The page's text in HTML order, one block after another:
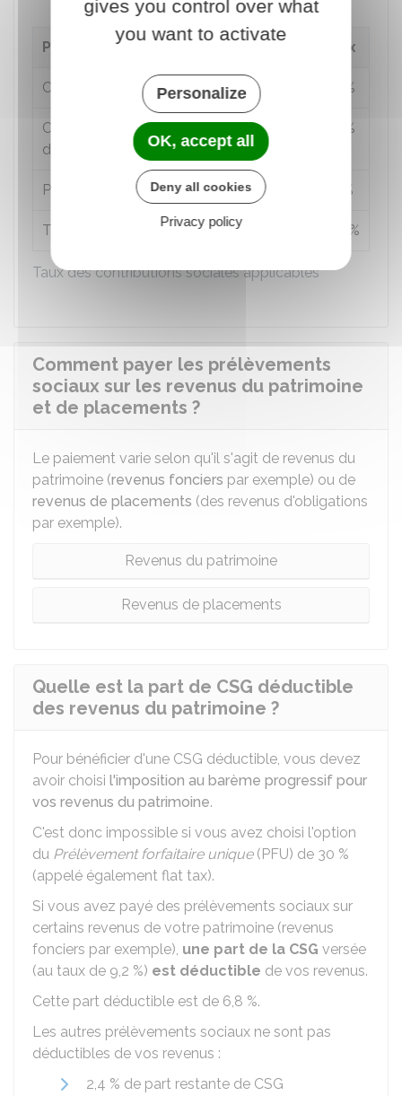
Taux des contributions sociales applicables
Prélèvements sociaux Taux
Contribution sociale généralisée (CSG) 9,2 %
Contribution au remboursement de la
dette sociale (CRDS)
0,5 %
Prélèvement de solidarité 7,5 %
TOTAL 17,2 %
Comment payer les prélèvements
sociaux sur les revenus du patrimoine
et de placements ?
Le paiement varie selon qu'il s'agit de revenus du
patrimoine (revenus fonciers par exemple) ou de
revenus de placements (des revenus d'obligations
par exemple).
Revenus du patrimoine
Revenus de placements
Quelle est la part de CSG déductible
des revenus du patrimoine ?
Pour bénéficier d'une CSG déductible, vous devez
avoir choisi l'imposition au barème progressif pour
vos revenus du patrimoine.
C'est donc impossible si vous avez choisi l'option
du Prélèvement forfaitaire unique(PFU) de 30 %
(appelé également flat tax).
Si vous avez payé des prélèvements sociaux sur
certains revenus de votre patrimoine (revenus
fonciers par exemple), une part de la CSG versée
(au taux de 9,2 %) est déductible de vos revenus.
Cette part déductible est de 6,8 %.
Les autres prélèvements sociaux ne sont pas
déductibles de vos revenus :
2,4 % de part restante de CSG
gives you control over what
you want to activate
Personalize
OK, accept all
Deny all cookies
Privacy policy